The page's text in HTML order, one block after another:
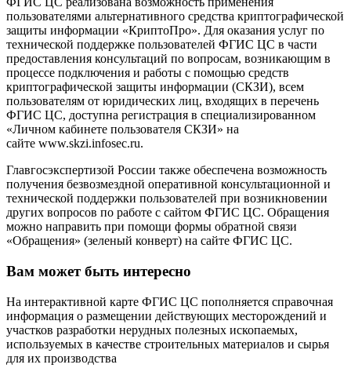
пользователями альтернативного средства криптографической
защиты информации «КриптоПро». Для оказания услуг по
технической поддержке пользователей ФГИС ЦС в части
предоставления консультаций по вопросам, возникающим в
процессе подключения и работы с помощью средств
криптографической защиты информации (СКЗИ), всем
пользователям от юридических лиц, входящих в перечень
ФГИС ЦС, доступна регистрация в специализированном
«Личном кабинете пользователя СКЗИ» на
сайте www.skzi.infosec.ru.
Главгосэкспертизой России также обеспечена возможность
получения безвозмездной оперативной консультационной и
технической поддержки пользователей при возникновении
других вопросов по работе с сайтом ФГИС ЦС. Обращения
можно направить при помощи формы обратной связи
«Обращения» (зеленый конверт) на сайте ФГИС ЦС.
Вам может быть интересно
На интерактивной карте ФГИС ЦС пополняется справочная
информация о размещении действующих месторождений и
участков разработки нерудных полезных ископаемых,
используемых в качестве строительных материалов и сырья
для их производства